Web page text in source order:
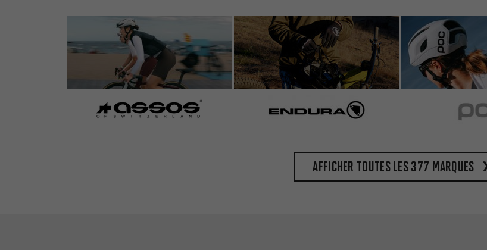
Afficher toutes les 377 marques